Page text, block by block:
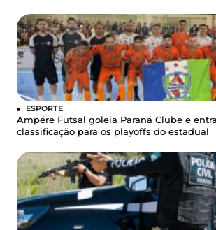
ESPORTE
Ampére Futsal goleia Paraná Clube e
classificação para os playoffs do estadual